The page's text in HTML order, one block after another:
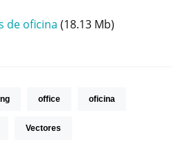
de oficina (18.13 Mb)
office oficina
Vectores